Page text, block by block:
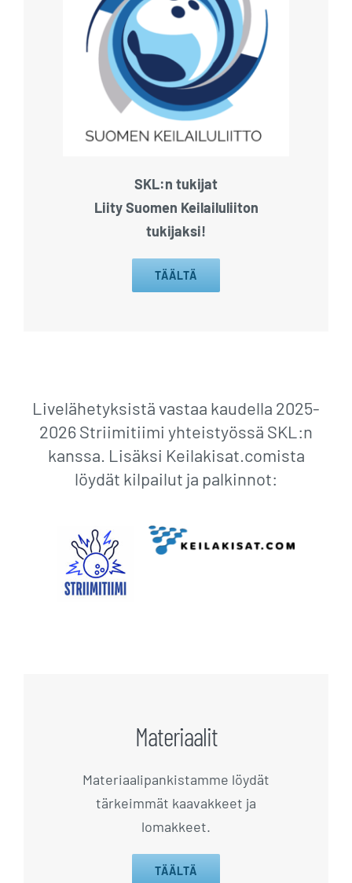
SKL:n tukijat
Liity Suomen Keilailuliiton
tukijaksi!
TÄÄLTÄ
Livelähetyksistä vastaa kaudella 2025-
2026 Striimitiimi yhteistyössä SKL:n
kanssa. Lisäksi Keilakisat.comista
löydät kilpailut ja palkinnot:
Materiaalit
Materiaalipankistamme löydät
tärkeimmät kaavakkeet ja
lomakkeet.
TÄÄLTÄ